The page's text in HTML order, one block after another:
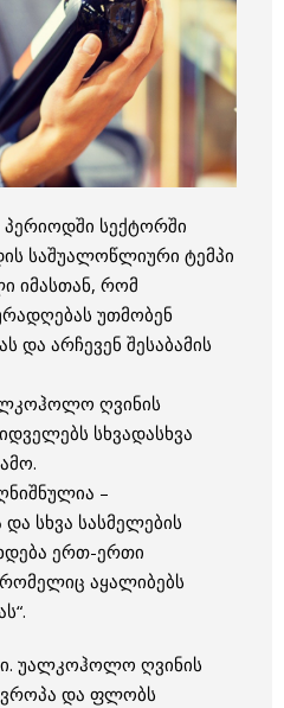
პერიოდში სექტორში
საშუალოწლიური ტემპი
იმასთან, რომ
უთმობენ
და არჩევენ შესაბამის
ღვინის
სხვადასხვა
–
სხვა სასმელების
ერთ-ერთი
აყალიბებს
უალკოჰოლო ღვინის
და ფლობს